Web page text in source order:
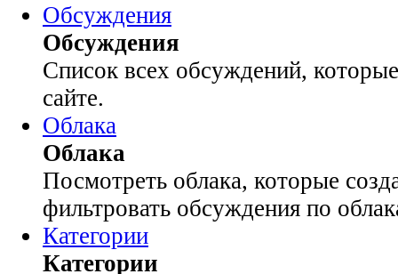
Обсуждения
Обсуждения
Список всех обсуждений,
сайте.
Облака
Облака
Посмотреть облака, которые
фильтровать обсуждения по
Категории
Категории